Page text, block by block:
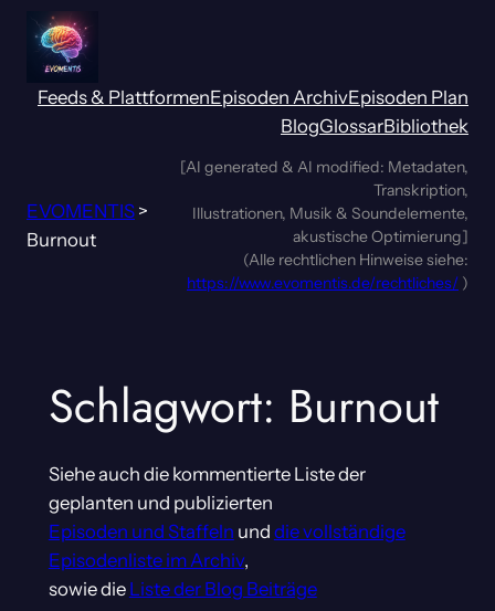
Zum
Inhalt
springen
Feeds & PlattformenEpisoden ArchivEpisoden Plan
BlogGlossarBibliothek
EVOMENTIS >
Burnout
[AI generated & AI modified: Metadaten,
Transkription,
Illustrationen, Musik & Soundelemente,
akustische Optimierung]
(Alle rechtlichen Hinweise siehe:
https://www.evomentis.de/rechtliches/ )
Schlagwort: Burnout
Siehe auch die kommentierte Liste der
geplanten und publizierten
Episoden und Staffeln und die vollständige
Episodenliste im Archiv,
sowie die Liste der Blog Beiträge